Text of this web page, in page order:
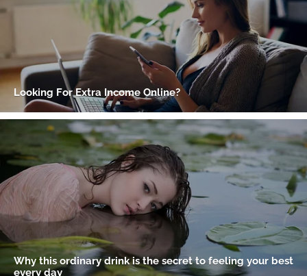
Gracias por suscribirte a nuestro boletín.
ACEPTAR